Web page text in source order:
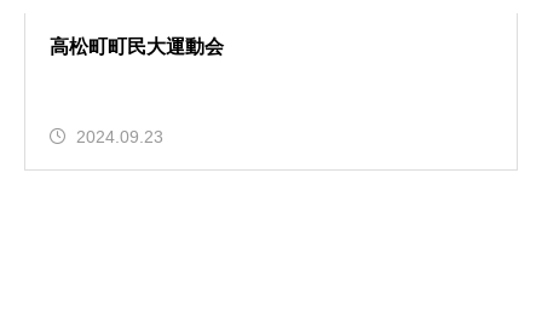
高松町町民大運動会
2024.09.23